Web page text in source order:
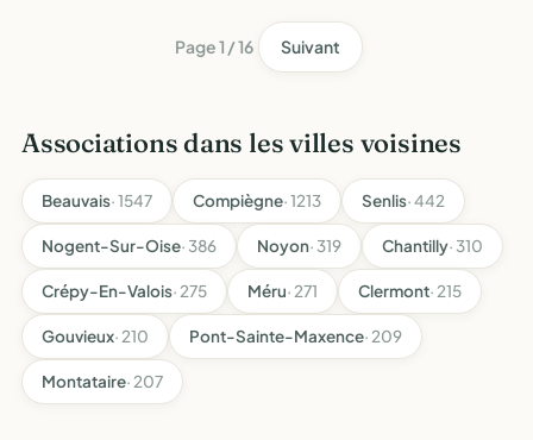
Page 1 / 16 Suivant
Associations dans les villes voisines
Beauvais· 1547 Compiègne· 1213 Senlis· 442
Nogent-Sur-Oise· 386 Noyon· 319 Chantilly· 310
Crépy-En-Valois· 275 Méru· 271 Clermont· 215
Gouvieux· 210 Pont-Sainte-Maxence· 209
Montataire· 207